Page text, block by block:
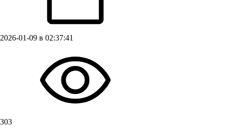
2026-01-09 в 02:37:41
303